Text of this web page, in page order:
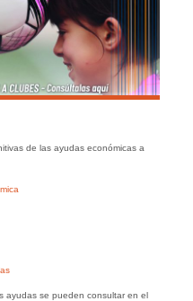
de las ayudas económicas a
ayudas se pueden consultar en el